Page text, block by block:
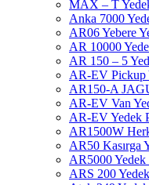
MAX – T
Anka 7000
AR06 Yebere
AR 10000
AR 150 – 5
AR-EV Pickup
AR150-A
AR-EV Van
AR-EV Yedek
AR1500W
AR50 Kasırga
AR5000 Yedek
ARS 200